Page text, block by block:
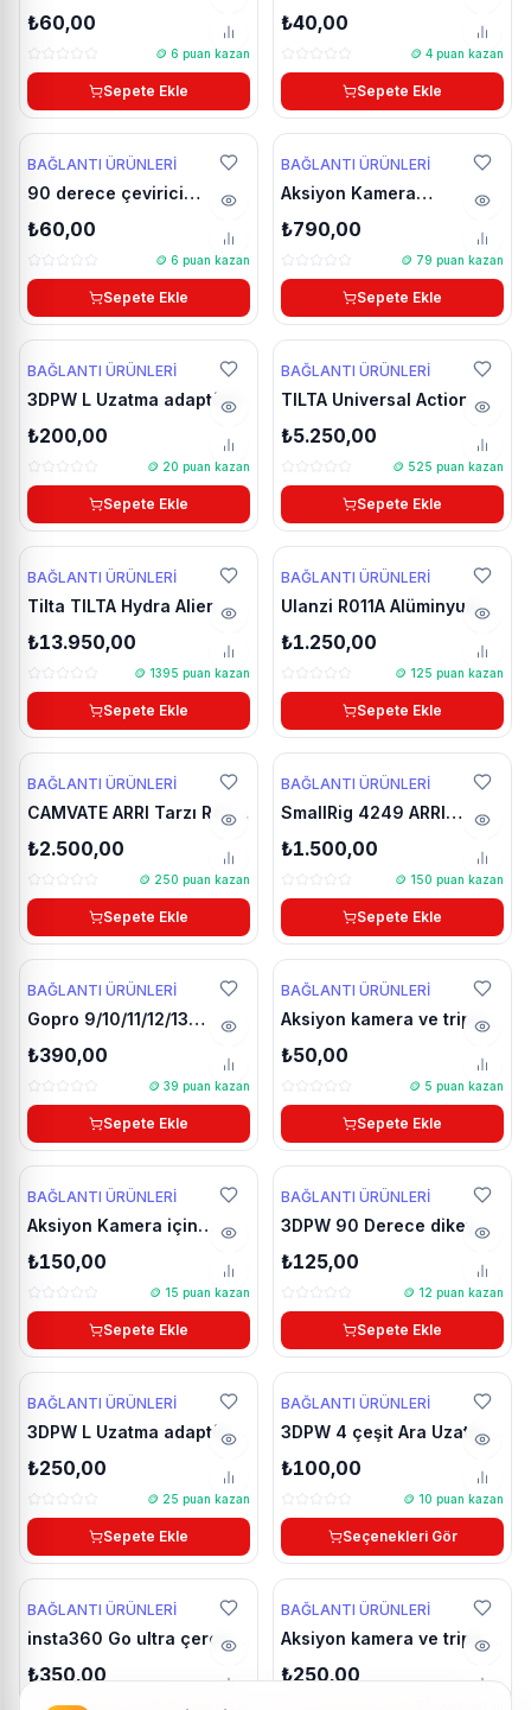
₺60,00
🪙 6 puan kazan
Sepete Ekle
₺40,00
🪙 4 puan kazan
Sepete Ekle
YENİ
BAĞLANTI ÜRÜNLERI
90 derece çevirici
seti
₺60,00
🪙 6 puan kazan
Sepete Ekle
YENİ
BAĞLANTI ÜRÜNLERI
Aksiyon Kamera
paketi
₺790,00
🪙 79 puan kazan
Sepete Ekle
BAĞLANTI ÜRÜNLERI
3DPW L Uzatma adaptörü
₺200,00
🪙 20 puan kazan
Sepete Ekle
BAĞLANTI ÜRÜNLERI
TILTA Universal Action
(4.5'') Mounting Kit TA-
₺5.250,00
🪙 525 puan kazan
Sepete Ekle
BAĞLANTI ÜRÜNLERI
Tilta TILTA Hydra Alien
Beige 170HDA-T15-C-DB
₺13.950,00
🪙 1395 puan kazan
Sepete Ekle
🔥 Çok Satan
BAĞLANTI ÜRÜNLERI
Ulanzi R011A Alüminyum
₺1.250,00
🪙 125 puan kazan
Sepete Ekle
YENİ
BAĞLANTI ÜRÜNLERI
CAMVATE ARRI Tarzı Rozet
(Çift M6 Erkek Vida)
₺2.500,00
🪙 250 puan kazan
Sepete Ekle
BAĞLANTI ÜRÜNLERI
SmallRig 4249 ARRI
Clamp
₺1.500,00
🪙 150 puan kazan
Sepete Ekle
🔥 Çok Satan
BAĞLANTI ÜRÜNLERI
Gopro 9/10/11/12/13
MODEL Dikey çekim
₺390,00
🪙 39 puan kazan
Sepete Ekle
YENİ
BAĞLANTI ÜRÜNLERI
Aksiyon kamera ve tripod
₺50,00
🪙 5 puan kazan
Sepete Ekle
YENİ
BAĞLANTI ÜRÜNLERI
Aksiyon Kamera için
₺150,00
🪙 15 puan kazan
Sepete Ekle
YENİ
BAĞLANTI ÜRÜNLERI
3DPW 90 Derece dikey
₺125,00
🪙 12 puan kazan
Sepete Ekle
YENİ
BAĞLANTI ÜRÜNLERI
3DPW L Uzatma adaptörü
₺250,00
🪙 25 puan kazan
Sepete Ekle
BAĞLANTI ÜRÜNLERI
3DPW 4 çeşit Ara Uzatma
₺100,00
🪙 10 puan kazan
Seçenekleri Gör
BAĞLANTI ÜRÜNLERI
insta360 Go ultra çerçeve
₺350,00
YENİ
BAĞLANTI ÜRÜNLERI
Aksiyon kamera ve tripod
adaptör
₺250,00